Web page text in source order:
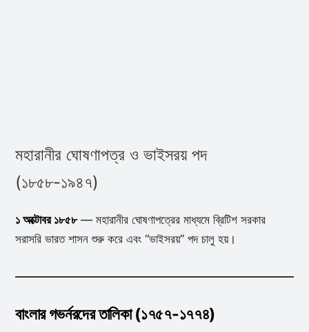
মহারানীর ঘোষণাপত্র ও ভাইসরয় পদ
(১৮৫৮-১৯৪৭)
১ অক্টোবর ১৮৫৮— মহারানীর ঘোষণাপত্রের মাধ্যমে ব্রিটিশ সরকার
সরাসরি ভারত শাসন শুরু করে এবং “ভাইসরয়” পদ চালু হয়।
বাংলার গভর্নরদের তালিকা (১৭৫৭-১৭৭৪)